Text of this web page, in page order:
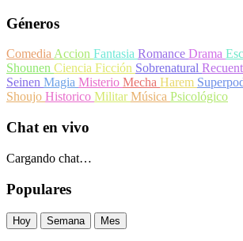
Géneros
ComediaAccion Fantasia Romance Drama
Shounen Ciencia Ficción Sobrenatural
Seinen Magia Misterio Mecha Harem
Shoujo Historico MilitarMúsica Psicológico
Chat en vivo
Cargando chat…
Populares
Hoy Semana Mes